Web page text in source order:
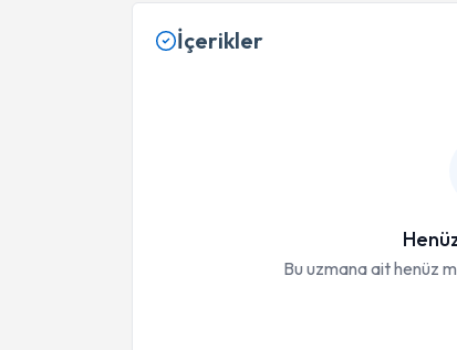
İçerikler
Bu uzmana ait henüz